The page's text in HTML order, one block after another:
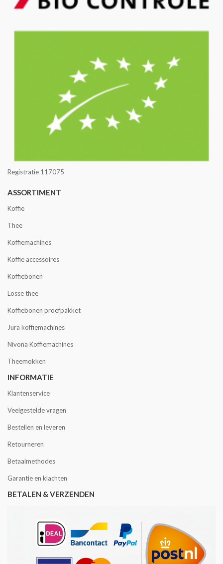
Registratie 117075
ASSORTIMENT
Koffie
Thee
Koffiemachines
Koffie accessoires
Koffiebonen
Losse thee
Koffiebonen proefpakket
Jura koffiemachines
Nivona Koffiemachines
Theemokken
INFORMATIE
Klantenservice
Veelgestelde vragen
Bestellen en leveren
Retourneren
Betaalmethodes
Garantie en klachten
BETALEN & VERZENDEN